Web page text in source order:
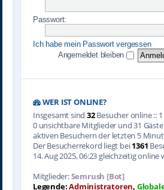
Passwort:
Ich habe mein Passwort vergessen
Angemeldet bleiben
WER IST ONLINE?
Insgesamt sind 32Besucher online ::
0 unsichtbare Mitglieder und 31
aktiven Besuchern der letzten 5
Der Besucherrekord liegt bei1361
14. Aug 2025, 06:23 gleichzeitig online
Mitglieder:Semrush [Bot]
Legende:Administratoren,